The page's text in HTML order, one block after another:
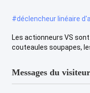
#déclencheur linéaire
Les actionneurs VS
couteaules soupapes,
Messages du visiteur